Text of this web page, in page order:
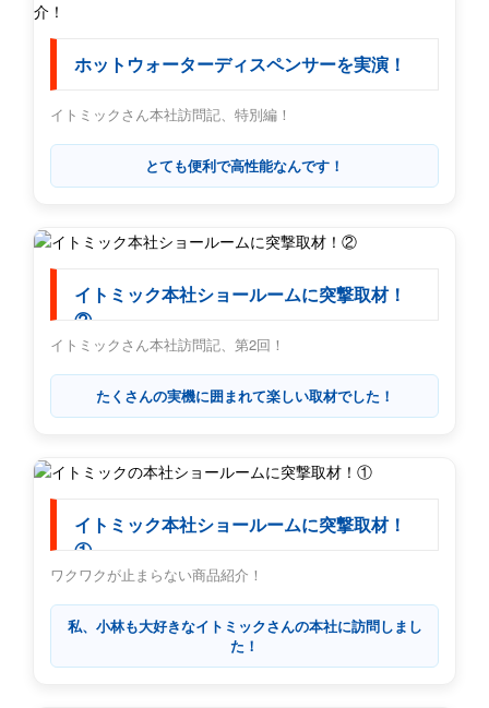
ホットウォーターディスペンサーを実演！
イトミックさん本社訪問記、特別編！
とても便利で高性能なんです！
イトミック本社ショールームに突撃取材！
②
イトミックさん本社訪問記、第2回！
たくさんの実機に囲まれて楽しい取材でした！
イトミック本社ショールームに突撃取材！
①
ワクワクが止まらない商品紹介！
私、小林も大好きなイトミックさんの本社に訪問しまし
た！